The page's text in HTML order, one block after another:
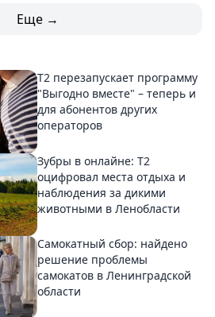
Еще →
Т2 перезапускает программу
"Выгодно вместе" – теперь и
для абонентов других
операторов
Зубры в онлайне: Т2
оцифровал места отдыха и
наблюдения за дикими
животными в Ленобласти
Самокатный сбор: найдено
решение проблемы
самокатов в Ленинградской
области